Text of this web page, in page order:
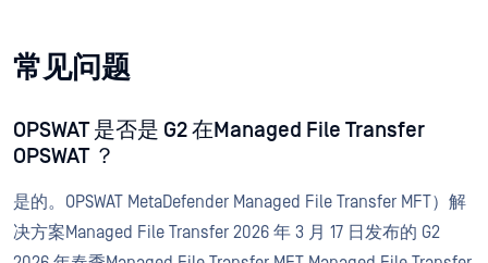
常见问题
OPSWAT 是否是 G2 在Managed File Transfer
OPSWAT ？
是的。OPSWAT MetaDefender Managed File Transfer MFT）解
决方案Managed File Transfer 2026 年 3 月 17 日发布的 G2